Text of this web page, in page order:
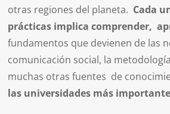
otras regiones del planeta. Cada
prácticas implica comprender,
fundamentos que devienen de las
comunicación social, la
muchas otras fuentes de
las universidades más